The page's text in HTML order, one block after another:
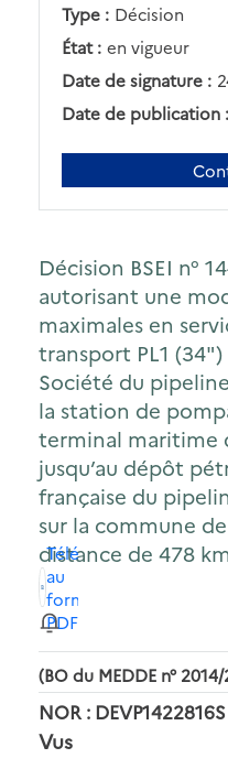
Type : Décision
État : en vigueur
Date de signature :
Date de publication :
Décision BSEI n°
autorisant une
maximales en
transport PL1
Société du
la station de
terminal maritime
jusqu’au dépôt
française du
sur la commune
distance de 478 km
Télécharger
au
format
PDF
(BO du MEDDE n°
NOR : DEVP1422816S
Vus